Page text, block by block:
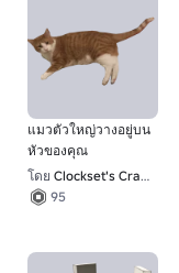
แมวตัวใหญ่วางอยู่บน
หัวของคุณ
โดย Clockset's Crazy UGC Creations
95